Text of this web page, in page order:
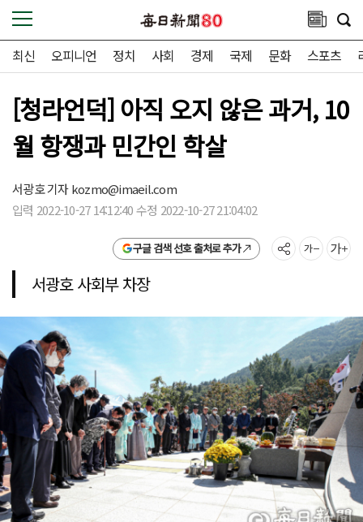
최신 오피니언 정치 사회 경제 국제 문화 스포츠
[청라언덕] 아직 오지 않은 과거, 10
월 항쟁과 민간인 학살
서광호 기자kozmo@imaeil.com
입력 2022-10-27 14:12:40 수정 2022-10-27 21:04:02
구글 검색 선호 출처로 추가
서광호 사회부 차장